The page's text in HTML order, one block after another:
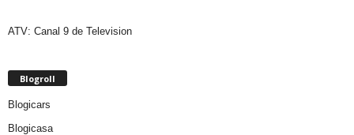
ATV: Canal 9 de Television
Blogroll
Blogicars
Blogicasa